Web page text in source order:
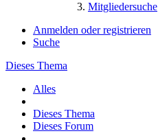
Mitgliedersuche
Anmelden oder registrieren
Suche
Dieses Thema
Alles
Dieses Thema
Dieses Forum